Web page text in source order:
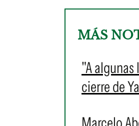
MÁS
"A
cierre de